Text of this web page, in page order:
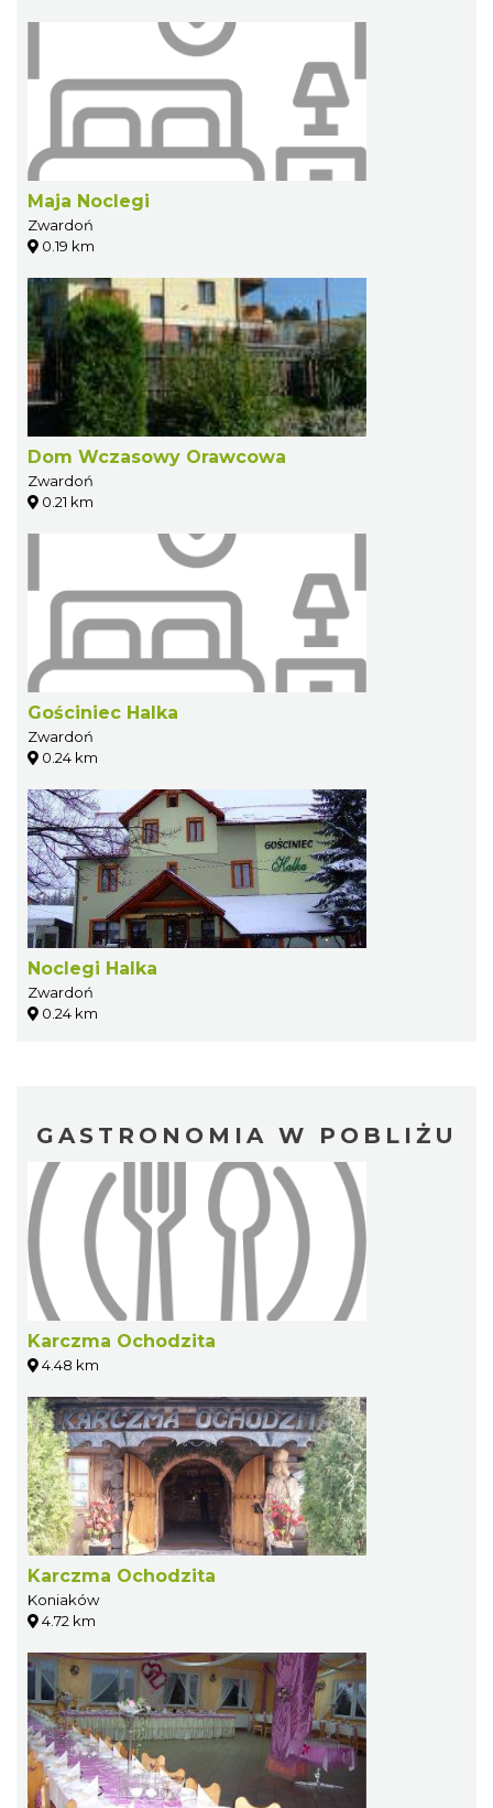
Maja Noclegi
Zwardoń
0.19 km
Dom Wczasowy Orawcowa
Zwardoń
0.21 km
Gościniec Halka
Zwardoń
0.24 km
Noclegi Halka
Zwardoń
0.24 km
GASTRONOMIA W POBLIŻU
Karczma Ochodzita
4.48 km
Karczma Ochodzita
Koniaków
4.72 km